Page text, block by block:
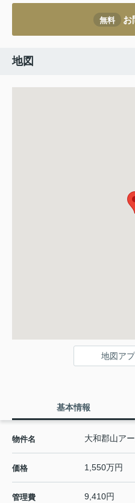
無料 お
地図
地図ア
基本情報
物件名 大和郡山ア
価格 1,550万円
管理費 9,410円